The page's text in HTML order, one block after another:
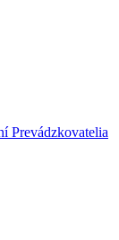
Prevádzkovatelia